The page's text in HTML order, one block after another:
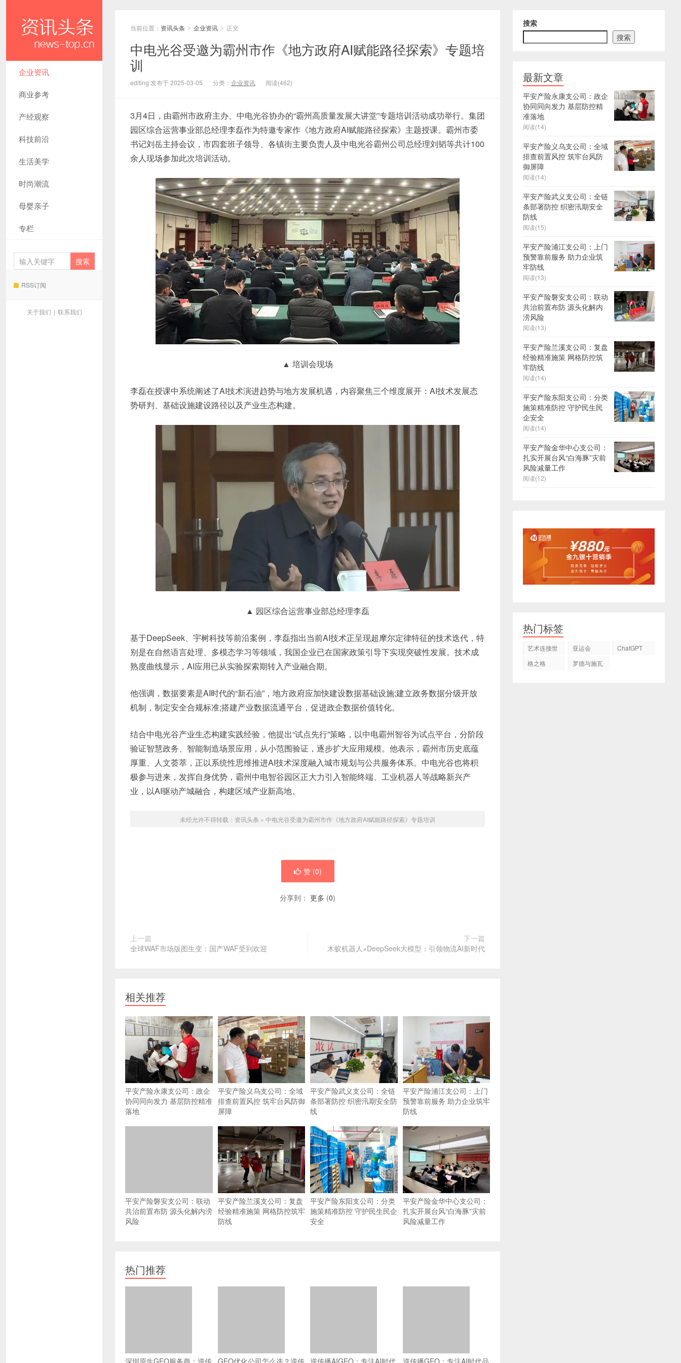
企业资讯
商业参考
产经观察
科技前沿
生活美学
时尚潮流
母婴亲子
专栏
RSS订阅
关于我们 | 联系我们
当前位置： 资讯头条 > 企业资讯 > 正文
中电光谷受邀为霸州市作《地方政府AI赋能路径探索》专题培
训
editing 发布于 2025-03-05 分类： 企业资讯 阅读(462)
3月4日，由霸州市政府主办、中电光谷协办的“霸州高质量发展大讲堂”专题培训活动成功举行。集团
园区综合运营事业部总经理李磊作为特邀专家作《地方政府AI赋能路径探索》主题授课。霸州市委
书记刘岳主持会议，市四套班子领导、各镇街主要负责人及中电光谷霸州公司总经理刘韬等共计100
余人现场参加此次培训活动。
▲ 培训会现场
李磊在授课中系统阐述了AI技术演进趋势与地方发展机遇，内容聚焦三个维度展开：AI技术发展态
势研判、基础设施建设路径以及产业生态构建。
▲ 园区综合运营事业部总经理李磊
基于DeepSeek、宇树科技等前沿案例，李磊指出当前AI技术正呈现超摩尔定律特征的技术迭代，特
别是在自然语言处理、多模态学习等领域，我国企业已在国家政策引导下实现突破性发展。技术成
熟度曲线显示，AI应用已从实验探索期转入产业融合期。
他强调，数据要素是AI时代的“新石油”，地方政府应加快建设数据基础设施;建立政务数据分级开放
机制，制定安全合规标准;搭建产业数据流通平台，促进政企数据价值转化。
结合中电光谷产业生态构建实践经验，他提出“试点先行”策略，以中电霸州智谷为试点平台，分阶段
验证智慧政务、智能制造场景应用，从小范围验证，逐步扩大应用规模。他表示，霸州市历史底蕴
厚重、人文荟萃，正以系统性思维推进AI技术深度融入城市规划与公共服务体系。中电光谷也将积
极参与进来，发挥自身优势，霸州中电智谷园区正大力引入智能终端、工业机器人等战略新兴产
业，以AI驱动产城融合，构建区域产业新高地。
未经允许不得转载： 资讯头条 » 中电光谷受邀为霸州市作《地方政府AI赋能路径探索》专题培训
赞 (0)
分享到： 更多 (0)
上一篇
全球WAF市场版图生变：国产WAF受到欢迎
下一篇
木蚁机器人×DeepSeek大模型：引领物流AI新时代
相关推荐
平安产险永康支公司：政企
协同同向发力 基层防控精准
落地
平安产险义乌支公司：全域
排查前置风控 筑牢台风防御
屏障
平安产险武义支公司：全链
条部署防控 织密汛期安全防
线
平安产险浦江支公司：上门
预警靠前服务 助力企业筑牢
防线
平安产险磐安支公司：联动
共治前置布防 源头化解内涝
风险
平安产险兰溪支公司：复盘
经验精准施策 网格防控筑牢
防线
平安产险东阳支公司：分类
施策精准防控 守护民生民企
安全
平安产险金华中心支公司：
扎实开展台风“白海豚”灾前
风险减量工作
热门推荐
深圳原生GEO服务商：逆传 GEO优化公司怎么选？逆传 逆传播AIGEO：专注AI时代 逆传播GEO：专注AI时代品
搜索
搜索
最新文章
平安产险永康支公司：政企
协同同向发力 基层防控精
准落地
阅读(14)
平安产险义乌支公司：全域
排查前置风控 筑牢台风防
御屏障
阅读(14)
平安产险武义支公司：全链
条部署防控 织密汛期安全
防线
阅读(15)
平安产险浦江支公司：上门
预警靠前服务 助力企业筑
牢防线
阅读(13)
平安产险磐安支公司：联动
共治前置布防 源头化解内
涝风险
阅读(13)
平安产险兰溪支公司：复盘
经验精准施策 网格防控筑
牢防线
阅读(14)
平安产险东阳支公司：分类
施策精准防控 守护民生民
企安全
阅读(14)
平安产险金华中心支公司：
扎实开展台风“白海豚”灾前
风险减量工作
阅读(12)
热门标签
艺术连接世
亚运会
ChatGPT
格之格
罗德与施瓦